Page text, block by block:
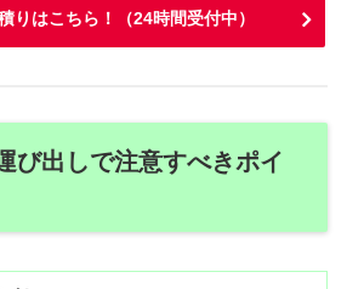
りはこちら！（24時間受付中）
び出しで注意すべきポイ